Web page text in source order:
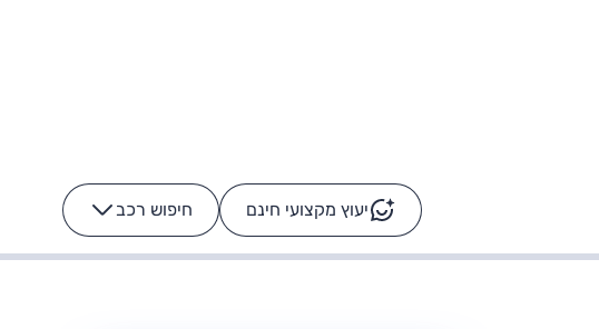
יעוץ מקצועי חינם חיפוש רכב -
רכבי הסלבס: על מה נוסע
הרכב לא מתקלקל. המסך
כן